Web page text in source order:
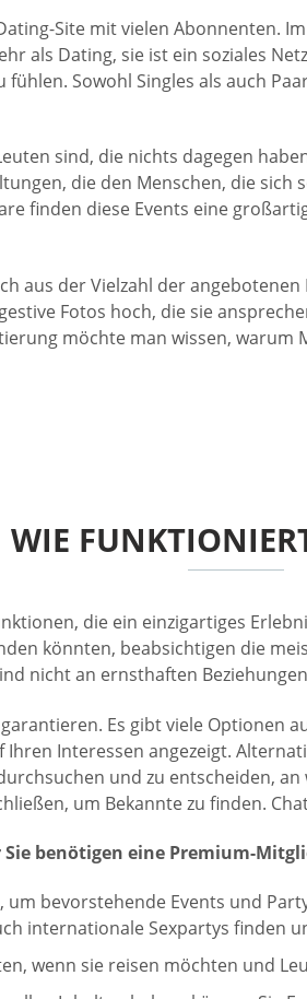
Site mit vielen Abonnenten.
als Dating, sie ist ein soziales
Sowohl Singles als auch
sind, die nichts dagegen
die den Menschen, die
finden diese Events eine
aus der Vielzahl der
Fotos hoch, die sie
möchte man wissen,
WIE
die ein einzigartiges
könnten, beabsichtigen die
nicht an ernsthaften
Es gibt viele Optionen
Interessen angezeigt.
und zu entscheiden,
um Bekannte zu finden.
benötigen eine Premium-
bevorstehende Events und
internationale Sexpartys finden
wenn sie reisen möchten und